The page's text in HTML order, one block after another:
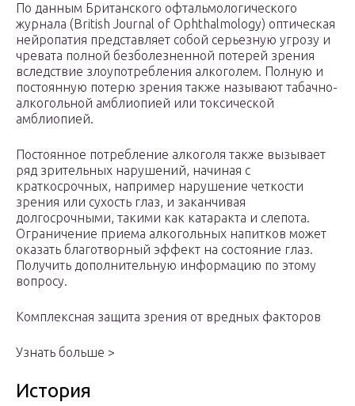
По данным Британского офтальмологического
журнала (British Journal of Ophthalmology) оптическая
нейропатия представляет собой серьезную угрозу и
чревата полной безболезненной потерей зрения
вследствие злоупотребления алкоголем. Полную и
постоянную потерю зрения также называют табачно-
алкогольной амблиопией или токсической
амблиопией.
Постоянное потребление алкоголя также вызывает
ряд зрительных нарушений, начиная с
краткосрочных, например нарушение четкости
зрения или сухость глаз, и заканчивая
долгосрочными, такими как катаракта и слепота.
Ограничение приема алкогольных напитков может
оказать благотворный эффект на состояние глаз.
Получить дополнительную информацию по этому
вопросу.
Комплексная защита зрения от вредных факторов
Узнать больше >
История